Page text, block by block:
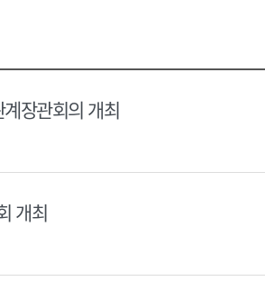
장관회의 개최
개최